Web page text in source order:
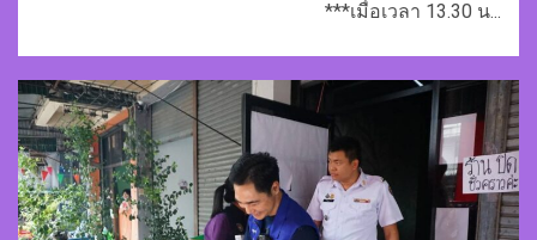
***เมื่อเวลา 13.30 น...